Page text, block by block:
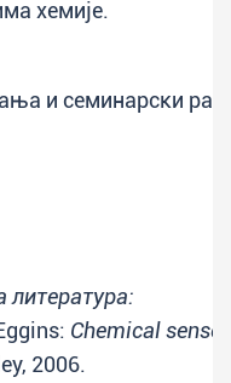
хемије.
и семинарски рад.
литература:
Chemical
2006.